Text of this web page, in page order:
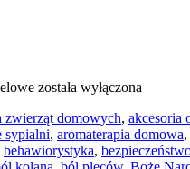
została wyłączona
zwierząt domowych, akcesoria
sypialni, aromaterapia domowa,
behawiorystyka,